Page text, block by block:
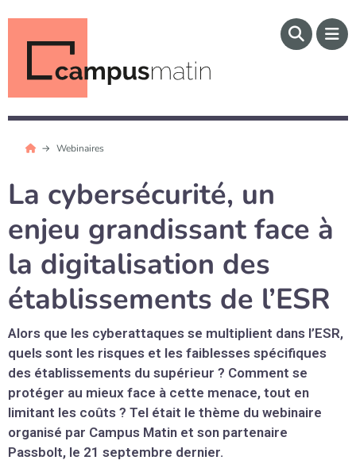
Webinaires
La cybersécurité, un
enjeu grandissant face à
la digitalisation des
établissements de l’ESR
Alors que les cyberattaques se multiplient dans l’ESR,
quels sont les risques et les faiblesses spécifiques
des établissements du supérieur ? Comment se
protéger au mieux face à cette menace, tout en
limitant les coûts ? Tel était le thème du webinaire
organisé par Campus Matin et son partenaire
Passbolt, le 21 septembre dernier.